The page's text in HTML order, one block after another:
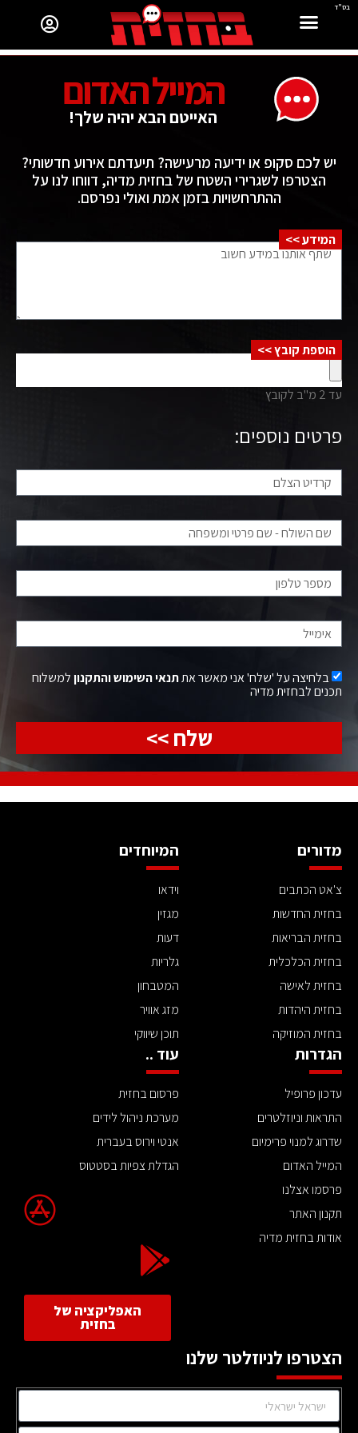
בס"ד
המייל האדום
האייטם הבא יהיה שלך!
יש לכם סקופ או ידיעה מרעישה? תיעדתם אירוע חדשותי?
הצטרפו לשגרירי השטח של בחזית מדיה, דווחו לנו על
ההתרחשויות בזמן אמת ואולי נפרסם.
המידע >>
הוספת קובץ >>
עד 2 מ"ב לקובץ
פרטים נוספים:
בלחיצה על 'שלח' אני מאשר אתתנאי השימוש והתקנוןלמשלוח
תכנים לבחזית מדיה
שלח >>
מדורים
צ'אט הכתבים
בחזית החדשות
בחזית הבריאות
בחזית הכלכלית
בחזית לאישה
בחזית היהדות
בחזית המוזיקה
המיוחדים
וידאו
מגזין
דעות
גלריות
המטבחון
מזג אוויר
תוכן שיווקי
הגדרות
עדכון פרופיל
התראות וניוזלטרים
שדרוג למנוי פרימיום
המייל האדום
פרסמו אצלנו
תקנון האתר
אודות בחזית מדיה
עוד ..
פרסום בחזית
מערכת ניהול לידים
אנטי וירוס בעברית
הגדלת צפיות בסטטוס
האפליקציה של
בחזית
הצטרפו לניוזלטר שלנו